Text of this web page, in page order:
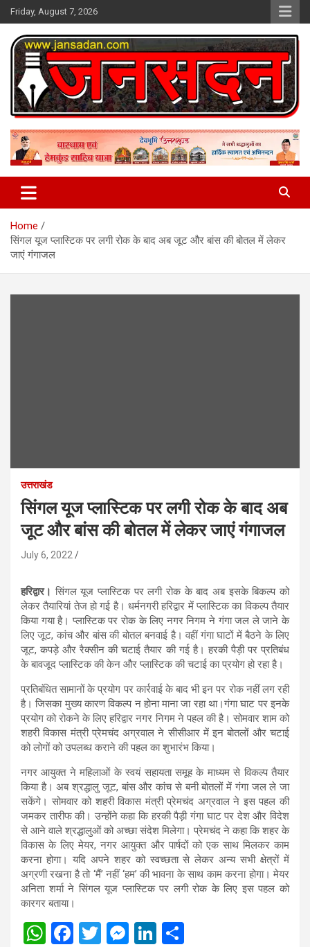
Skip
to
content
Friday, August 7, 2026
Jan Sadan
Home
सिंगल यूज प्लास्टिक पर लगी रोक के बाद अब जूट और बांस की बोतल में लेकर
जाएं गंगाजल
उत्तराखंड
सिंगल यूज प्लास्टिक पर लगी रोक के बाद अब
जूट और बांस की बोतल में लेकर जाएं गंगाजल
July 6, 2022
हरिद्वार। सिंगल यूज प्लास्टिक पर लगी रोक के बाद अब इसके बिकल्प को
लेकर तैयारियां तेज हो गई है। धर्मनगरी हरिद्वार में प्लास्टिक का विकल्प तैयार
किया गया है। प्लास्टिक पर रोक के लिए नगर निगम ने गंगा जल ले जाने के
लिए जूट, कांच और बांस की बोतल बनवाई है। वहीं गंगा घाटों में बैठने के लिए
जूट, कपड़े और रैक्सीन की चटाई तैयार की गई है। हरकी पैड़ी पर प्रतिबंध
के बावजूद प्लास्टिक की केन और प्लास्टिक की चटाई का प्रयोग हो रहा है।
प्रतिबंधित सामानों के प्रयोग पर कार्रवाई के बाद भी इन पर रोक नहीं लग रही
है। जिसका मुख्य कारण विकल्प न होना माना जा रहा था।गंगा घाट पर इनके
प्रयोग को रोकने के लिए हरिद्वार नगर निगम ने पहल की है। सोमवार शाम को
शहरी विकास मंत्री प्रेमचंद अग्रवाल ने सीसीआर में इन बोतलों और चटाई
को लोगों को उपलब्ध कराने की पहल का शुभारंभ किया।
नगर आयुक्त ने महिलाओं के स्वयं सहायता समूह के माध्यम से विकल्प तैयार
किया है। अब श्रद्धालु जूट, बांस और कांच से बनी बोतलों में गंगा जल ले जा
सकेंगे। सोमवार को शहरी विकास मंत्री प्रेमचंद अग्रवाल ने इस पहल की
जमकर तारीफ की। उन्होंने कहा कि हरकी पैड़ी गंगा घाट पर देश और विदेश
से आने वाले श्रद्धालुओं को अच्छा संदेश मिलेगा। प्रेमचंद ने कहा कि शहर के
विकास के लिए मेयर, नगर आयुक्त और पार्षदों को एक साथ मिलकर काम
करना होगा। यदि अपने शहर को स्वच्छता से लेकर अन्य सभी क्षेत्रों में
अग्रणी रखना है तो ‘मैं’ नहीं ‘हम’ की भावना के साथ काम करना होगा। मेयर
अनिता शर्मा ने सिंगल यूज प्लास्टिक पर लगी रोक के लिए इस पहल को
कारगर बताया।
W F
T
M Li